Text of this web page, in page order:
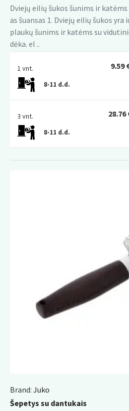
Dviejų eilių šukos šunims ir katėms
as šuansas 1. Dviejų eilių šukos
plaukų šunims ir katėms su
dėka. el ..
1 vnt.
8-11 d.d.
9.59
3 vnt.
8-11 d.d.
28.76
Brand: Juko
Šepetys su dantukais